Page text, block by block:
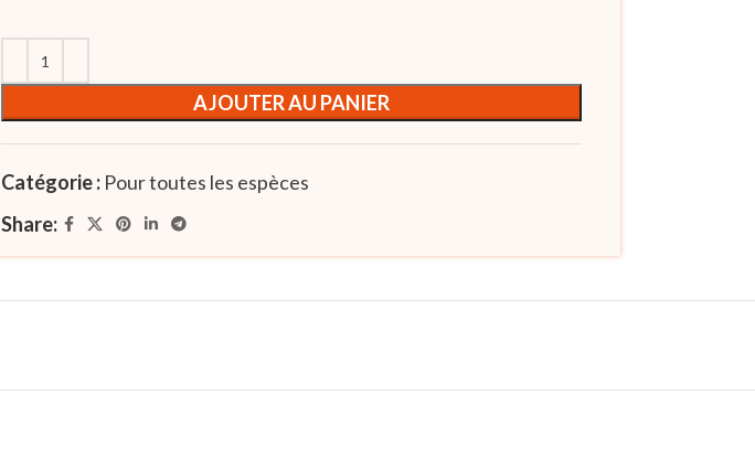
AJOUTER AU PANIER
Catégorie : Pour toutes les espèces
Share: